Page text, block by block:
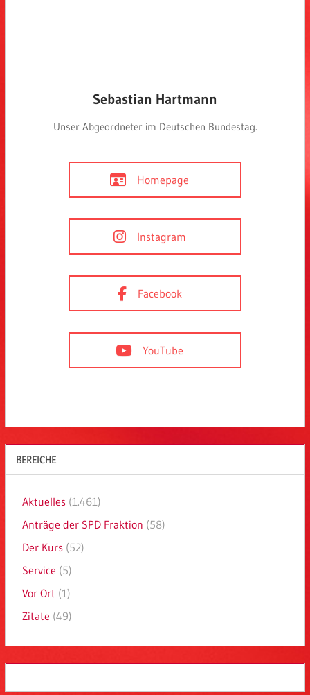
Sebastian Hartmann
Unser Abgeordneter im Deutschen Bundestag.
Homepage
Instagram
Facebook
YouTube
BEREICHE
Aktuelles(1.461)
Anträge der SPD Fraktion (58)
Der Kurs(52)
Service (5)
Vor Ort (1)
Zitate (49)